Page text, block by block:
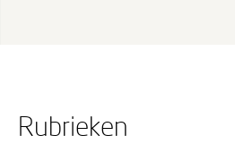
Rubrieken